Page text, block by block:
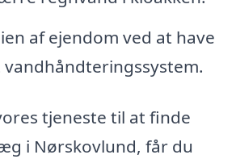
af ejendom ved at have
tjeneste til at finde
i Nørskovlund, får du